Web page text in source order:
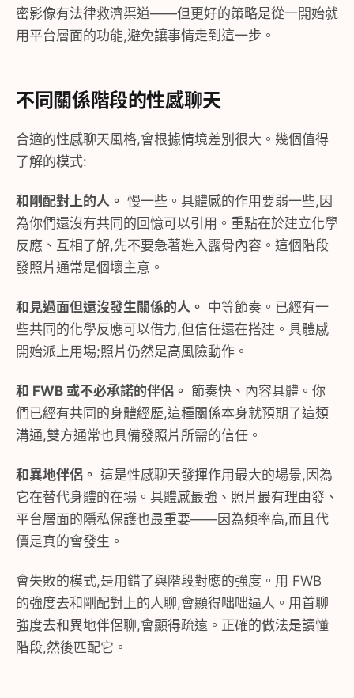
密影像有法律救濟渠道——但更好的策略是從一開始就
用平台層面的功能,避免讓事情走到這一步。
不同關係階段的性感聊天
合適的性感聊天風格,會根據情境差別很大。幾個值得
了解的模式:
和剛配對上的人。 慢一些。具體感的作用要弱一些,因
為你們還沒有共同的回憶可以引用。重點在於建立化學
反應、互相了解,先不要急著進入露骨內容。這個階段
發照片通常是個壞主意。
和見過面但還沒發生關係的人。 中等節奏。已經有一
些共同的化學反應可以借力,但信任還在搭建。具體感
開始派上用場;照片仍然是高風險動作。
和 FWB 或不必承諾的伴侶。 節奏快、內容具體。你
們已經有共同的身體經歷,這種關係本身就預期了這類
溝通,雙方通常也具備發照片所需的信任。
和異地伴侶。 這是性感聊天發揮作用最大的場景,因為
它在替代身體的在場。具體感最強、照片最有理由發、
平台層面的隱私保護也最重要——因為頻率高,而且代
價是真的會發生。
會失敗的模式,是用錯了與階段對應的強度。用 FWB
的強度去和剛配對上的人聊,會顯得咄咄逼人。用首聊
強度去和異地伴侶聊,會顯得疏遠。正確的做法是讀懂
階段,然後匹配它。